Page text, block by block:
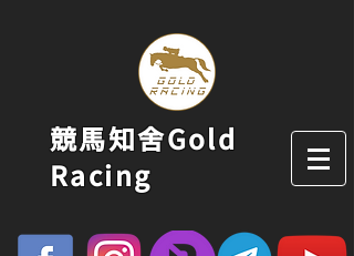
競馬知舍Gold
Racing